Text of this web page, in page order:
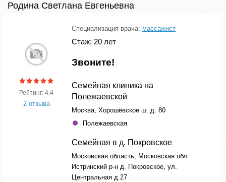
Родина Светлана Евгеньевна
Рейтинг: 4.4
2 отзыва
Специализация врача: массажист
Стаж: 20 лет
Звоните!
Семейная клиника на
Полежаевской
Москва, Хорошёвское ш. д. 80
Полежаевская
Семейная в д. Покровское
Московская область, Московская обл.
Истринский р-н д. Покровское, ул.
Центральная д.27